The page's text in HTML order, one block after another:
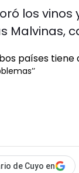
los
Malvinas,
de Cuyo en